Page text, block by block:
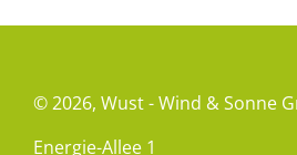
© 2026, Wust - Wind & Sonne
Energie-Allee 1